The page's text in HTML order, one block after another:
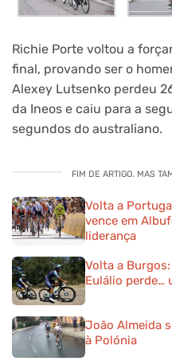
Richie Porte voltou a
final, provando ser o
Alexey Lutsenko perdeu
da Ineos e caiu para a
segundos do australiano.
FIM DE ARTIGO. MAS
Volta a
vence em
liderança
Volta a
Eulálio perde…
João Almeida
à Polónia